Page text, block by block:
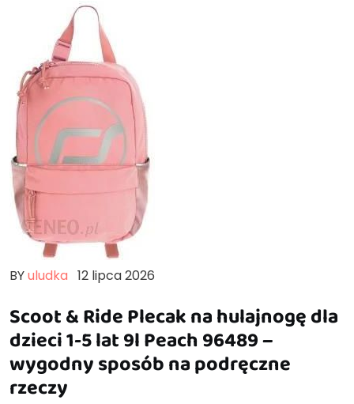
BYuludka 12 lipca 2026
Scoot & Ride Plecak na hulajnogę dla
dzieci 1-5 lat 9l Peach 96489 –
wygodny sposób na podręczne
rzeczy